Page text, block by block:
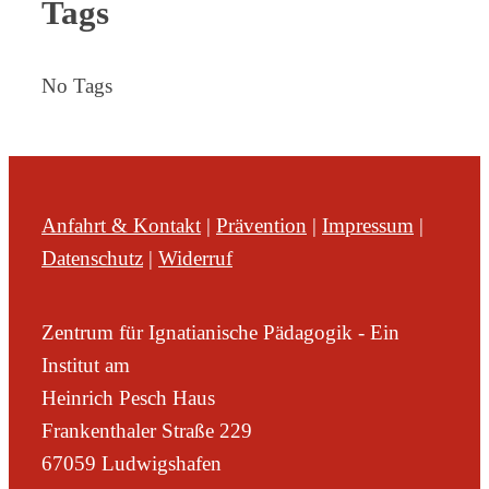
Tags
No Tags
Anfahrt & Kontakt | Prävention | Impressum |
Datenschutz | Widerruf
Zentrum für Ignatianische Pädagogik - Ein
Institut am
Heinrich Pesch Haus
Frankenthaler Straße 229
67059 Ludwigshafen